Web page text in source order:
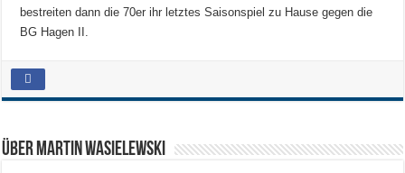
bestreiten dann die 70er ihr letztes Saisonspiel zu Hause gegen die
BG Hagen II.
Über Martin Wasielewski